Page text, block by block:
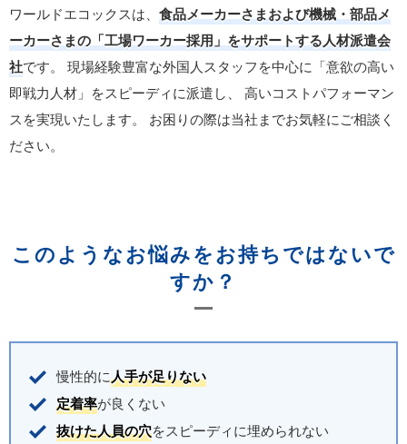
ワールドエコックスは、 食品メーカーさまおよび機械・部品メ
ーカーさまの「工場ワーカー採用」をサポートする人材派遣会
社です。
現場経験豊富な外国人スタッフを中心に「意欲の高い
即戦力人材」をスピーディに派遣し、
高いコストパフォーマン
スを実現いたします。
お困りの際は当社までお気軽にご相談く
ださい。
このようなお悩みをお持ちではないで
すか？
慢性的に人手が足りない
定着率が良くない
抜けた人員の穴をスピーディに埋められない